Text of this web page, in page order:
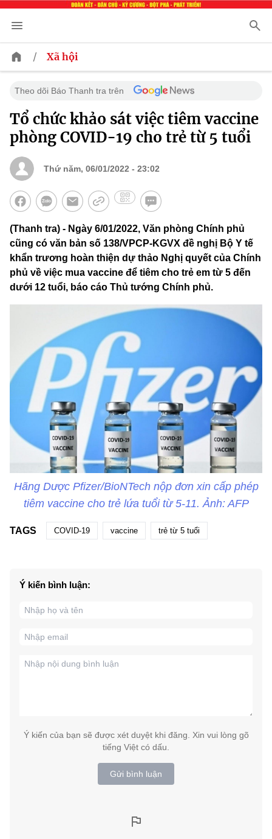
/ Xã hội
Theo dõi Báo Thanh tra trên
Tổ chức khảo sát việc tiêm vaccine
phòng COVID-19 cho trẻ từ 5 tuổi
Thứ năm, 06/01/2022 - 23:02
(Thanh tra) - Ngày 6/01/2022, Văn phòng Chính phủ
cũng có văn bản số 138/VPCP-KGVX đề nghị Bộ Y tế
khẩn trương hoàn thiện dự thảo Nghị quyết của Chính
phủ về việc mua vaccine để tiêm cho trẻ em từ 5 đến
dưới 12 tuổi, báo cáo Thủ tướng Chính phủ.
Hãng Dược Pfizer/BioNTech nộp đơn xin cấp phép
tiêm vaccine cho trẻ lứa tuổi từ 5-11. Ảnh: AFP
TAGS COVID-19 vaccine trẻ từ 5 tuổi
Ý kiến bình luận:
Ý kiến của bạn sẽ được xét duyệt khi đăng. Xin vui lòng gõ
tiếng Việt có dấu.
Gửi bình luận